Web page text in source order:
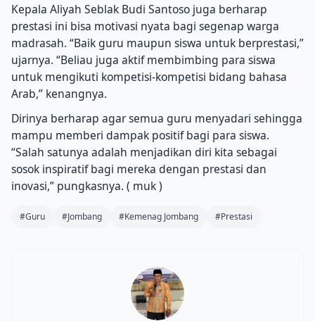
Kepala Aliyah Seblak Budi Santoso juga berharap
prestasi ini bisa motivasi nyata bagi segenap warga
madrasah. “Baik guru maupun siswa untuk berprestasi,”
ujarnya. “Beliau juga aktif membimbing para siswa
untuk mengikuti kompetisi-kompetisi bidang bahasa
Arab,” kenangnya.
Dirinya berharap agar semua guru menyadari sehingga
mampu memberi dampak positif bagi para siswa.
“Salah satunya adalah menjadikan diri kita sebagai
sosok inspiratif bagi mereka dengan prestasi dan
inovasi,” pungkasnya. ( muk )
#Guru #Jombang #Kemenag Jombang #Prestasi